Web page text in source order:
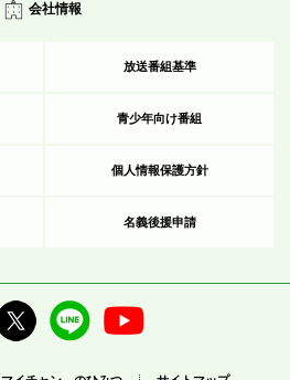
会社情報
放送番組基準
青少年向け番組
個人情報保護方針
名義後援申請